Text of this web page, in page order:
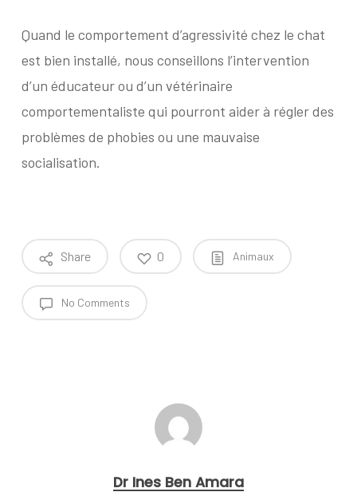
Quand le comportement d’agressivité chez le chat
est bien installé, nous conseillons l’intervention
d’un éducateur ou d’un vétérinaire
comportementaliste qui pourront aider à régler des
problèmes de phobies ou une mauvaise
socialisation.
Share 0 Animaux
No Comments
Dr Ines Ben Amara